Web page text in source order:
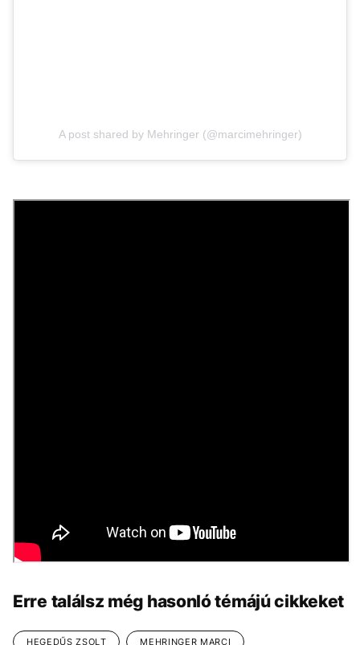
A post shared by Mehringer (@marcimehringer)
Erre találsz még hasonló témájú cikkeket
HEGEDŰS ZSOLT MEHRINGER MARCI